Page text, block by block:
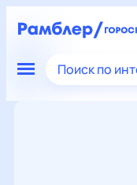
Поиск по